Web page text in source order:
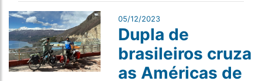
05/12/2023
Dupla de
brasileiros cruza
as Américas de